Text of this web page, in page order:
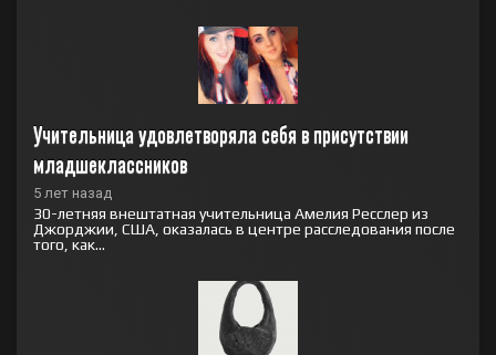
Учительница удовлетворяла себя в присутствии
младшеклассников
5 лет назад
30-летняя внештатная учительница Амелия Ресслер из
Джорджии, США, оказалась в центре расследования после
того, как...